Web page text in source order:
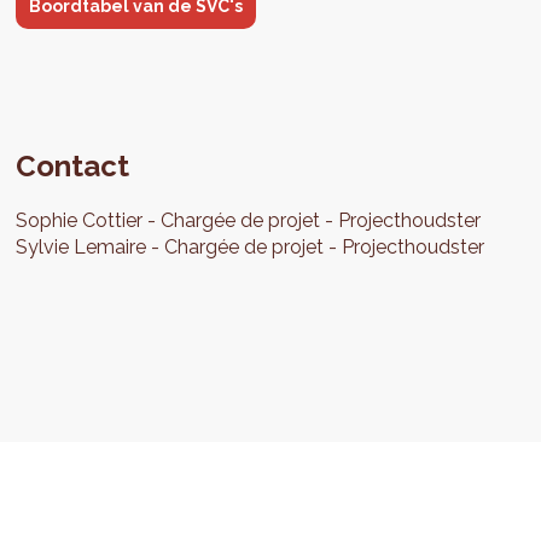
Boordtabel van de SVC's
Contact
Sophie Cottier Chargée de projet
Projecthoudster
Sylvie Lemaire Chargée de projet Projecthoudster